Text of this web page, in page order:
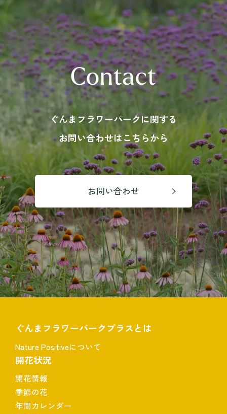
Contact
ぐんまフラワーパークに関する
お問い合わせはこちらから
お問い合わせ
ぐんまフラワーパークプラスとは
Nature Positiveについて
開花状況
開花情報
季節の花
年間カレンダー